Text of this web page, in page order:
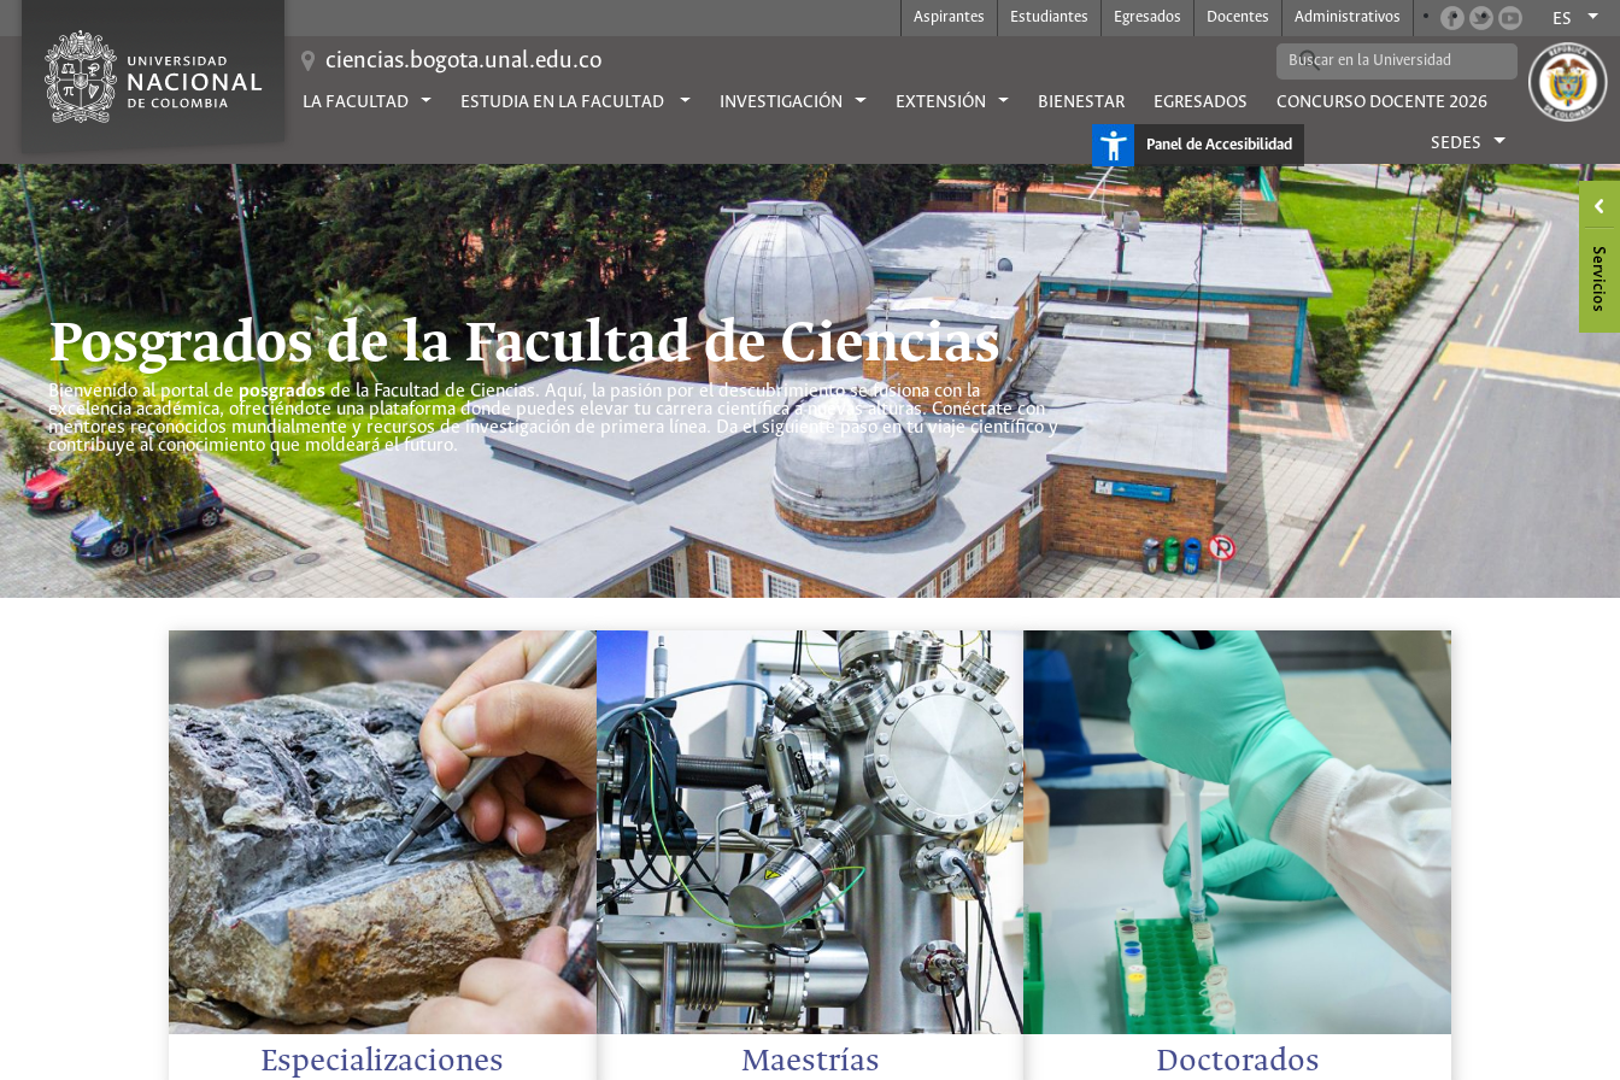
contenido
Aspirantes Estudiantes Egresados Docentes Administrativos ES
ciencias.bogota.unal.edu.co
LA FACULTAD ESTUDIA EN LA FACULTAD INVESTIGACIÓN EXTENSIÓN BIENESTAR EGRESADOS CONCURSO DOCENTE 2026
SEDES
Panel de Accesibilidad
Posgrados de la Facultad de Ciencias
Bienvenido al portal deposgradosde la Facultad de Ciencias. Aquí, la pasión por el descubrimiento se fusiona con la
excelencia académica, ofreciéndote una plataforma donde puedes elevar tu carrera científica a nuevas alturas. Conéctate con
mentores reconocidos mundialmente y recursos de investigación de primera línea. Da el siguiente paso en tu viaje científico y
contribuye al conocimiento que moldeará el futuro.
Especializaciones Maestrías Doctorados